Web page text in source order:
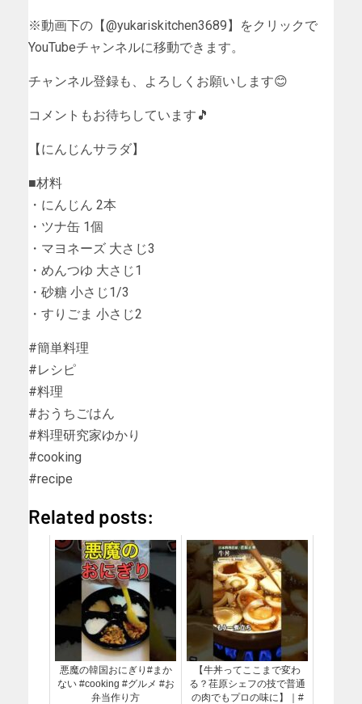
※動画下の【@yukariskitchen3689】をクリックで
YouTubeチャンネルに移動できます。
チャンネル登録も、よろしくお願いします😊
コメントもお待ちしています🎵
【にんじんサラダ】
■材料
・にんじん 2本
・ツナ缶 1個
・マヨネーズ 大さじ3
・めんつゆ 大さじ1
・砂糖 小さじ1/3
・すりごま 小さじ2
#簡単料理
#レシピ
#料理
#おうちごはん
#料理研究家ゆかり
#cooking
#recipe
Related posts:
悪魔の韓国おにぎり#まか
ない #cooking #グルメ #お
弁当作り方
【牛丼ってここまで変わ
る？荏原シェフの技で普通
の肉でもプロの味に】｜#